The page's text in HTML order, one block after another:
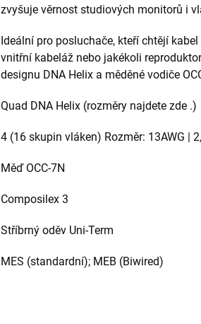
zvyšuje věrnost studiových monitorů i
Ideální pro posluchače, kteří chtějí
vnitřní kabeláž nebo jakékoli
designu DNA Helix a měděné vodiče
Quad DNA Helix (rozměry najdete zde .)
4 (16 skupin vláken) Rozměr: 13AWG |
Měď OCC-7N
Composilex 3
Stříbrný oděv Uni-Term
MES (standardní); MEB (Biwired)